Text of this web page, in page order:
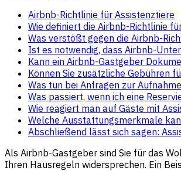
Airbnb-Richtlinie für Assistenztiere
Wie definiert die Airbnb-Richtlinie
Was verstößt gegen die Airbnb-
Ist es notwendig, dass Airbnb-
Kann ein Airbnb-Gastgeber
Können Sie zusätzliche Gebühren
Was tun bei Anfragen zur
Was passiert, wenn ich eine
Wie reagiert man auf Gäste mit
Welche Ausstattungsmerkmale
Abschließend lässt sich sagen:
Als Airbnb-Gastgeber sind Sie für das
Ihren Hausregeln widersprechen. Ein